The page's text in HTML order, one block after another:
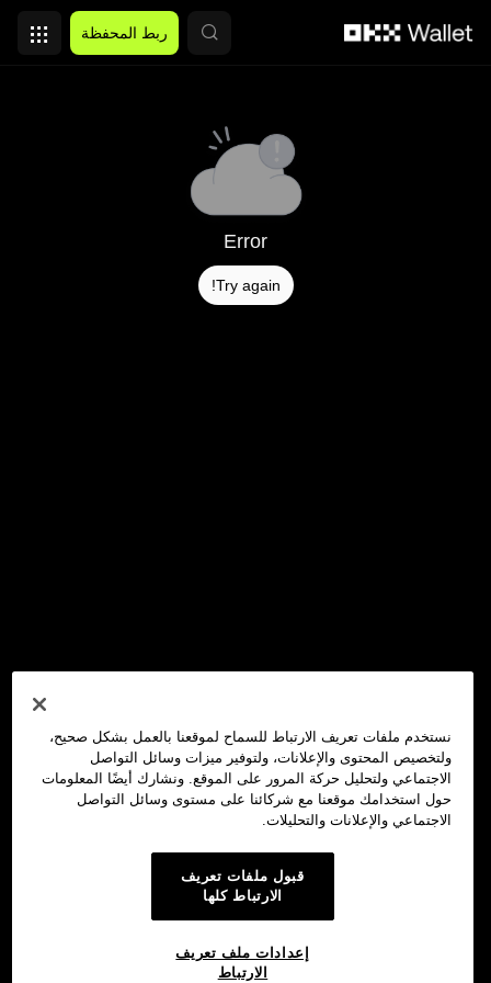
ربط المحفظة
Error
Try again!
نستخدم ملفات تعريف الارتباط للسماح لموقعنا بالعمل بشكل صحيح،
ولتخصيص المحتوى والإعلانات، ولتوفير ميزات وسائل التواصل
الاجتماعي ولتحليل حركة المرور على الموقع. ونشارك أيضًا المعلومات
حول استخدامك موقعنا مع شركائنا على مستوى وسائل التواصل
الاجتماعي والإعلانات والتحليلات.
قبول ملفات تعريف
الارتباط كلها
إعدادات ملف تعريف
الارتباط